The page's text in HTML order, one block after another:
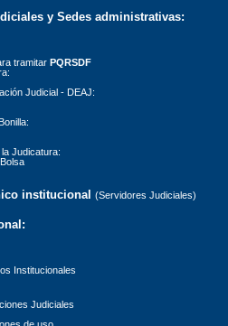
y Sedes administrativas:
tramitar PQRSDF
Judicial - DEAJ:
Judicatura:
institucional (Servidores Judiciales)
Institucionales
Judiciales